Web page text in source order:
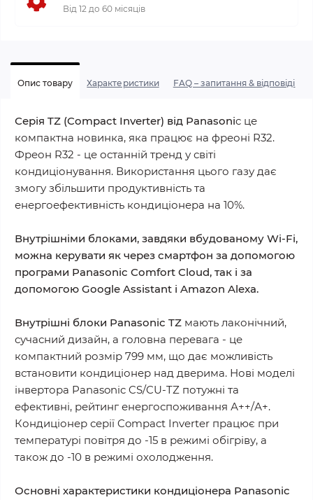
Від 12 до 60 місяців
Опис товару Характеристики FAQ – запитання & відповіді
Серія TZ (Compact Inverter) від Panasonic це
компактна новинка, яка працює на фреоні R32.
Фреон R32 - це останній тренд у світі
кондиціонування. Використання цього газу дає
змогу збільшити продуктивність та
енергоефективність кондиціонера на 10%.
Внутрішніми блоками, завдяки вбудованому Wi-Fi,
можна керувати як через смартфон за допомогою
програми Panasonic Comfort Cloud, так і за
допомогою Google Assistant і Amazon Alexa.
Внутрішні блоки Panasonic TZ мають лаконічний,
сучасний дизайн, а головна перевага - це
компактний розмір 799 мм, що дає можливість
встановити кондиціонер над дверима. Нові моделі
інвертора Panasonic CS/CU-TZ потужні та
ефективні, рейтинг енергоспоживання А++/А+.
Кондиціонер серії Compact Inverter працює при
температурі повітря до -15 в режимі обігріву, а
також до -10 в режимі охолодження.
Основні характеристики кондиціонера Panasonic